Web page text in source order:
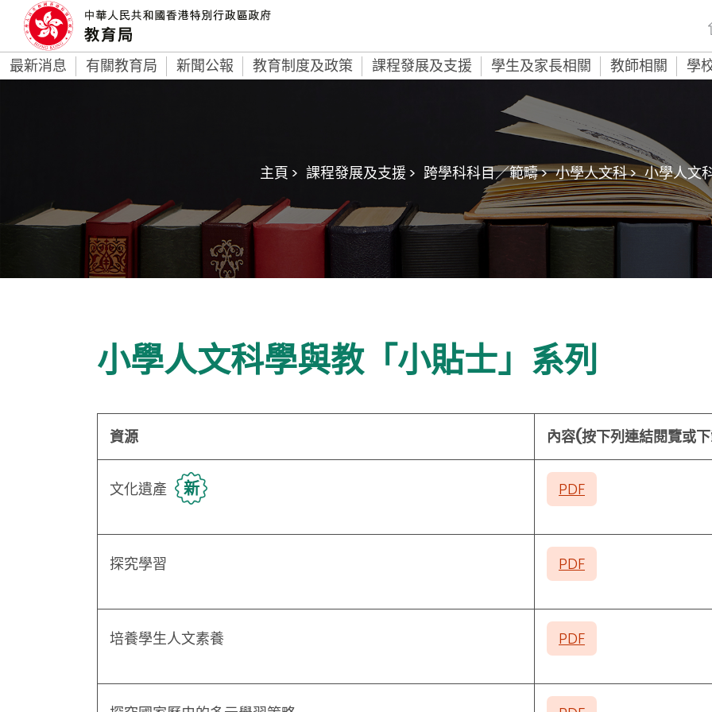
最新消息 有關教育局 新聞公報 教育制度及政策 課程發展及支援 學生及家長相關 教師相關 學
主頁 > 課程發展及支援 > 跨學科科目／範疇 > 小學人文科 > 小學人文
小學人文科學與教「小貼士」系列
資源 內容(按下列連結閱覽或
文化遺產 新 PDF
探究學習 PDF
培養學生人文素養 PDF